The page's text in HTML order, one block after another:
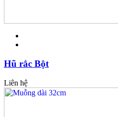
Hũ rắc Bột
Liên hệ